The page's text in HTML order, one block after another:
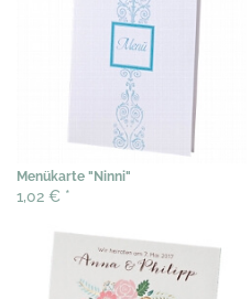
Menükarte "Ninni"
1,02 € *